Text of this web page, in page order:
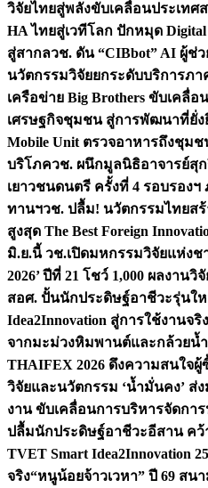
วิจัยไทยสู่พลังขับเคลื่อนประเทศ
HA ไทยสู่เวทีโลก ปักหมุด
สู่สากลวช. ดัน “CIBbot” AI ผู้ช่
นวัตกรรมวิจัยยกระดับบริการภ
เครือข่าย Big Brothers ขับเคลื่อ
เศรษฐกิจชุมชน สู่การพัฒนาที่ยั่ง
Mobile Unit ตรวจอาหารถึงชุม
บริโภควช. ผนึกมูลนิธิอาจารย์สุ
เยาวชนดนตรี ครั้งที่ 4 รอบรอง
ทานฯวช. ปลื้ม! นวัตกรรมไทยส
สูงสุด The Best Foreign
มิ.ย.นี้ วช.เปิดมหกรรมวิจัยแห่งชา
2026’ ปีที่ 21 โชว์ 1,000 ผลงาน
สอศ. ปั้นนักประดิษฐ์อาชีวะรุ่นใ
Idea2Innovation สู่การใช้งานจริง
จากมะม่วงหิมพานต์และกล้วยน้
THAIFEX 2026 ดึงความสนใจผู้
วิจัยและนวัตกรรม ‘น้ำมั่นคง’ ส่
งาน ขับเคลื่อนการบริหารจัดกา
ปลื้มนักประดิษฐ์อาชีวะอีสาน คว้
TVET Smart Idea2Innovation
จริง“หนูน้อยจ้าวเวหา” ปี 69 สน